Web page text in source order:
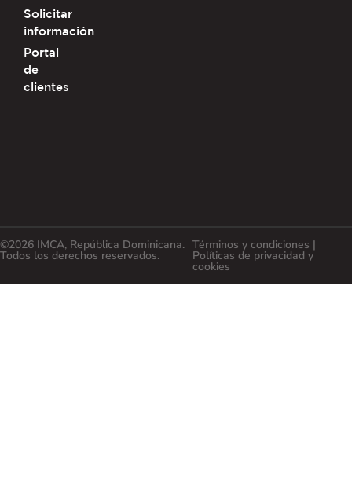
Solicitar
información
Portal
de
clientes
©2026 IMCA, República Dominicana.
Todos los derechos reservados.
Términos y condiciones |
Políticas de privacidad y
cookies